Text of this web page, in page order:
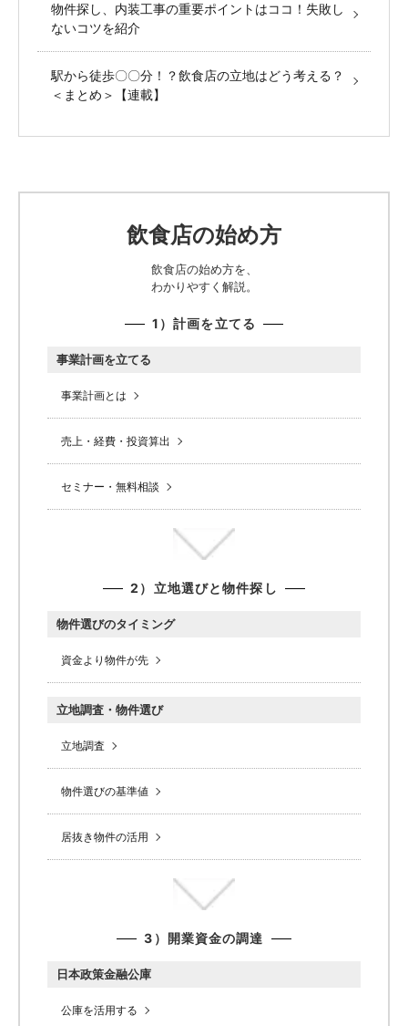
物件探し、内装工事の重要ポイントはココ！失敗し
ないコツを紹介
駅から徒歩〇〇分！？飲食店の立地はどう考える？
＜まとめ＞【連載】
飲食店の始め方
飲食店の始め方を、
わかりやすく解説。
1）計画を立てる
事業計画を立てる
事業計画とは
売上・経費・投資算出
セミナー・無料相談
2）立地選びと物件探し
物件選びのタイミング
資金より物件が先
立地調査・物件選び
立地調査
物件選びの基準値
居抜き物件の活用
3）開業資金の調達
日本政策金融公庫
公庫を活用する